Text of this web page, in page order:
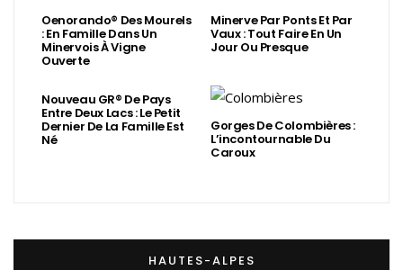
Oenorando® Des Mourels
: En Famille Dans Un
Minervois À Vigne
Ouverte
Minerve Par Ponts Et Par
Vaux : Tout Faire En Un
Jour Ou Presque
Nouveau GR® De Pays
Entre Deux Lacs : Le Petit
Dernier De La Famille Est
Né
Gorges De Colombières :
L’incontournable Du
Caroux
HAUTES-ALPES